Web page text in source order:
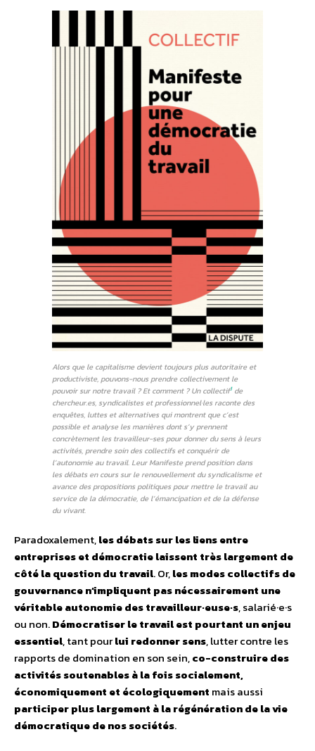
Alors que le capitalisme devient toujours plus autoritaire et
productiviste, pouvons-nous prendre collectivement le
pouvoir sur notre travail ? Et comment ? Un collectif1de
chercheur.es, syndicalistes et professionnel·les raconte des
enquêtes, luttes et alternatives qui montrent que c’est
possible et analyse les manières dont s’y prennent
concrètement les travailleur-ses pour donner du sens à leurs
activités, prendre soin des collectifs et conquérir de
l’autonomie au travail. Leur Manifeste prend position dans
les débats en cours sur le renouvellement du syndicalisme et
avance des propositions politiques pour mettre le travail au
service de la démocratie, de l’émancipation et de la défense
du vivant.
Paradoxalement,les débats sur les liens entre
entreprises et démocratie laissent très largement de
côté la question du travail. Or,les modes collectifs de
gouvernance n’impliquent pas nécessairement une
véritable autonomie des travailleur·euse·s, salarié·e·s
ou non.Démocratiser le travail est pourtant un enjeu
essentiel, tant pourlui redonner sens, lutter contre les
rapports de domination en son sein,co-construire des
activités soutenables à la fois socialement,
économiquement et écologiquement mais aussi
participer plus largement à la régénération de la vie
démocratique de nos sociétés.